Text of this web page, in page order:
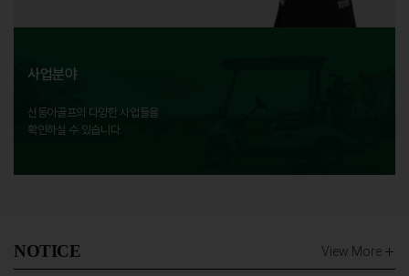
사업분야
신동아골프의 다양한 사업들을
확인하실 수 있습니다.
NOTICE View More